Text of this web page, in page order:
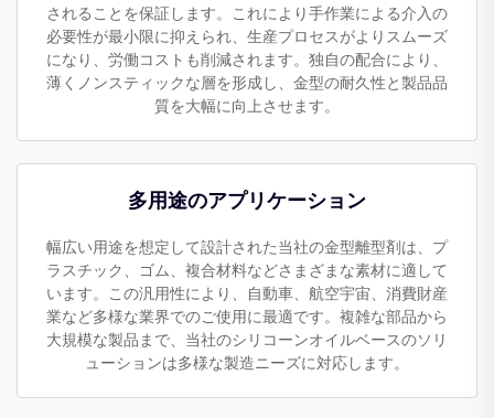
されることを保証します。これにより手作業による介入の
必要性が最小限に抑えられ、生産プロセスがよりスムーズ
になり、労働コストも削減されます。独自の配合により、
薄くノンスティックな層を形成し、金型の耐久性と製品品
質を大幅に向上させます。
多用途のアプリケーション
幅広い用途を想定して設計された当社の金型離型剤は、プ
ラスチック、ゴム、複合材料などさまざまな素材に適して
います。この汎用性により、自動車、航空宇宙、消費財産
業など多様な業界でのご使用に最適です。複雑な部品から
大規模な製品まで、当社のシリコーンオイルベースのソリ
ューションは多様な製造ニーズに対応します。